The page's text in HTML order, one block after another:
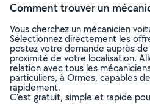
Comment trouver un
Vous cherchez un mécanicien
Sélectionnez directement les
postez votre demande auprès
proximité de votre localisation.
relation avec tous les
particuliers, à Ormes, capables
rapidement.
C’est gratuit, simple et rapide